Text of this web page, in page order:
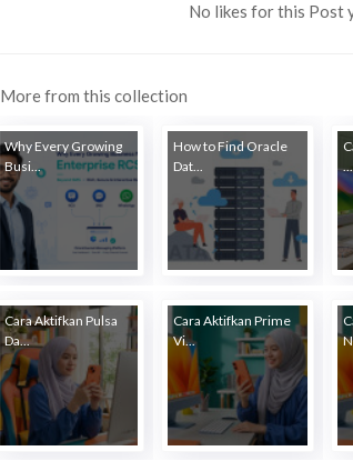
No likes for this Post
More from this collection
Why Every Growing
Busi...
How to Find Oracle
Dat...
...
Cara Aktifkan Pulsa
Da...
Cara Aktifkan Prime
Vi...